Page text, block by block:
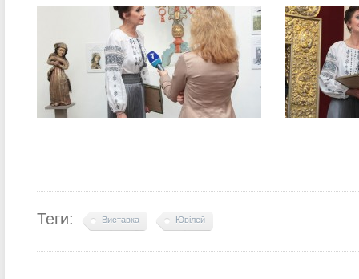
Теги: Виставка Ювілей